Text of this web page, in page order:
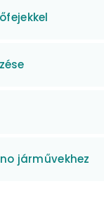
járművekhez